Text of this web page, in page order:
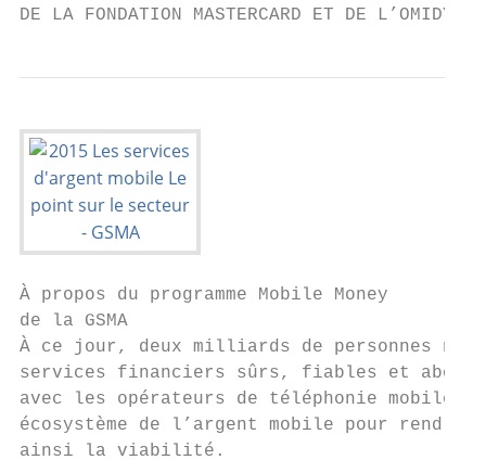
DE LA FONDATION MASTERCARD ET DE L’OMIDYAR
À propos du programme Mobile Money
de la GSMA
À ce jour, deux milliards de personnes ne
services financiers sûrs, fiables et
avec les opérateurs de téléphonie mobile
écosystème de l’argent mobile pour
ainsi la viabilité.